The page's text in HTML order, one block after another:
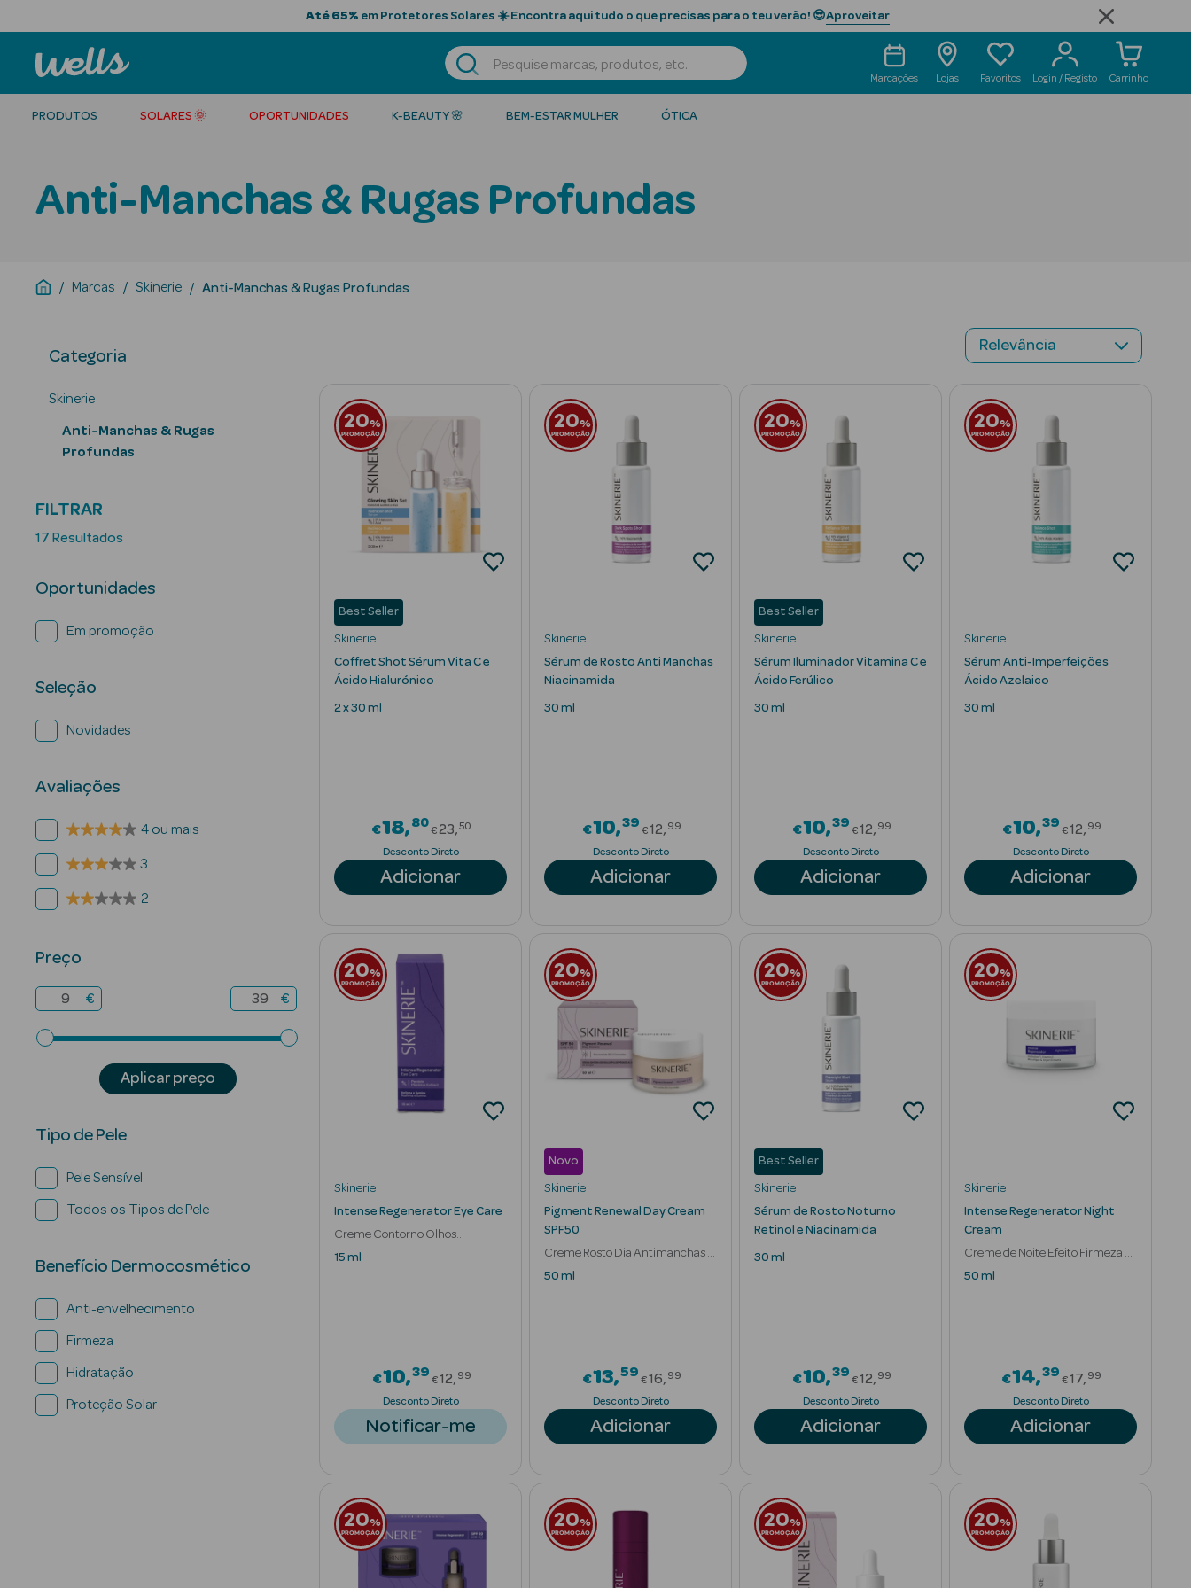
Até 65% em Protetores Solares ☀️ Encontra aqui tudo o que precisas para o teu verão! 😎Aproveitar
Marcações Lojas Favoritos Login / Registo Carrinho
PRODUTOS SOLARES 🌞 OPORTUNIDADES K-BEAUTY 🌸 BEM-ESTAR MULHER ÓTICA
Anti-Manchas & Rugas Profundas
Marcas Skinerie Anti-Manchas & Rugas Profundas
Categoria
Skinerie
Anti-Manchas & Rugas
Profundas
FILTRAR
17 Resultados
Oportunidades
Em promoção
Seleção
Novidades
Avaliações
4 ou mais
3
2
Preço
€ €
Aplicar preço
Tipo de Pele
Pele Sensível
Todos os Tipos de Pele
Benefício Dermocosmético
Anti-envelhecimento
Firmeza
Hidratação
Proteção Solar
20%
PROMOÇÃO
Best Seller
Skinerie
Coffret Shot Sérum Vita C e
Ácido Hialurónico
2 x 30 ml
€18 80Price reduced from
€23 50
Desconto Direto
Adicionar
20%
PROMOÇÃO
Skinerie
Sérum de Rosto Anti Manchas
Niacinamida
30 ml
€10 39Price reduced from
€12 99
Desconto Direto
Adicionar
20%
PROMOÇÃO
Best Seller
Skinerie
Sérum Iluminador Vitamina C e
Ácido Ferúlico
30 ml
€10 39Price reduced from
€12 99
Desconto Direto
Adicionar
20%
PROMOÇÃO
Skinerie
Sérum Anti-Imperfeições
Ácido Azelaico
30 ml
€10 39Price
€12 99
Desconto Direto
Adicionar
20%
PROMOÇÃO
Skinerie
Intense Regenerator Eye Care
Creme Contorno Olhos
Tetrapeptide 5
15 ml
€10 39Price reduced from
€12 99
Desconto Direto
Notificar-me
20%
PROMOÇÃO
Novo
Skinerie
Pigment Renewal Day Cream
SPF50
Creme Rosto Dia Antimanchas e
Rugas
50 ml
€13 59Price reduced from
€16 99
Desconto Direto
Adicionar
20%
PROMOÇÃO
Best Seller
Skinerie
Sérum de Rosto Noturno
Retinol e Niacinamida
30 ml
€10 39Price reduced from
€12 99
Desconto Direto
Adicionar
20%
PROMOÇÃO
Skinerie
Intense Regenerator Night
Cream
Creme de Noite Efeito Firmeza e
Luminosidade
50 ml
€14 39Price
€17 99
Desconto Direto
Adicionar
20%
PROMOÇÃO
20%
PROMOÇÃO
20%
PROMOÇÃO
20%
PROMOÇÃO